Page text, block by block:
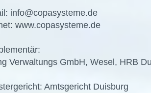
info@copasysteme.de
www.copasysteme.de
Verwaltungs GmbH, Wesel, HRB
Amtsgericht Duisburg